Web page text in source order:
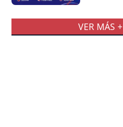
VER MÁS +